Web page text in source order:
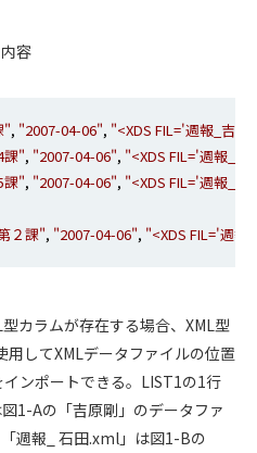
容
", "2007-04-06", "<XDS FIL='週報_吉
課", "2007-04-06", "<XDS FIL='週報_
課", "2007-04-06", "<XDS FIL='週報_
２課", "2007-04-06", "<XDS FIL='週報
カラムが存在する場合、XML型
用してXMLデータファイルの位置
ンポートできる。LIST1の1行
1-Aの「吉原剛」のデータファ
週報_ 石田.xml」は図1-Bの